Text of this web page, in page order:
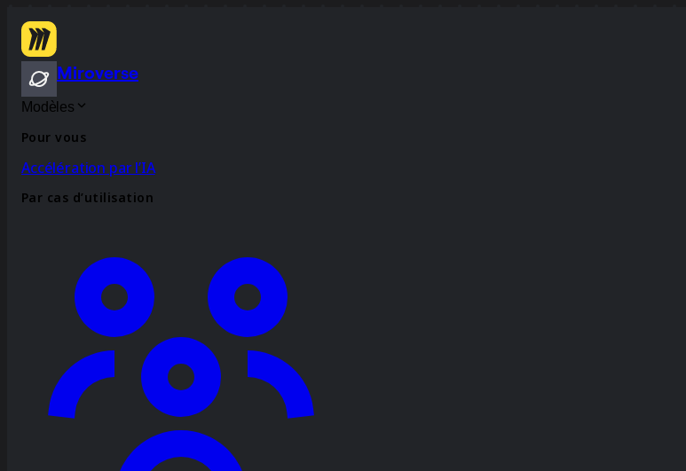
Miroverse
Modèles
Pour vous
Accélération par l’IA
Par cas d’utilisation